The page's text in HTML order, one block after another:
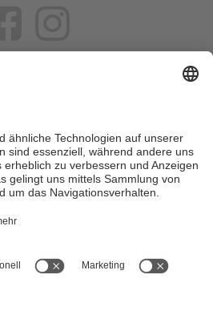
für alle, die Südtirol nicht nur
erleben wollen – inklusive Tipps,
und Angeboten.
ständigem Aktualisieren der Inhalte,
nochmals beim